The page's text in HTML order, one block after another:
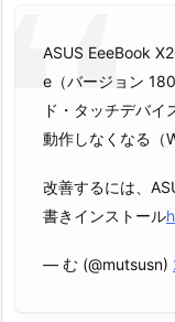
ASUS EeeBook
e（バージョン
ド・タッチデバ
動作しなくなる（
改善するには、
書きインストール
— む (@mutsusn)